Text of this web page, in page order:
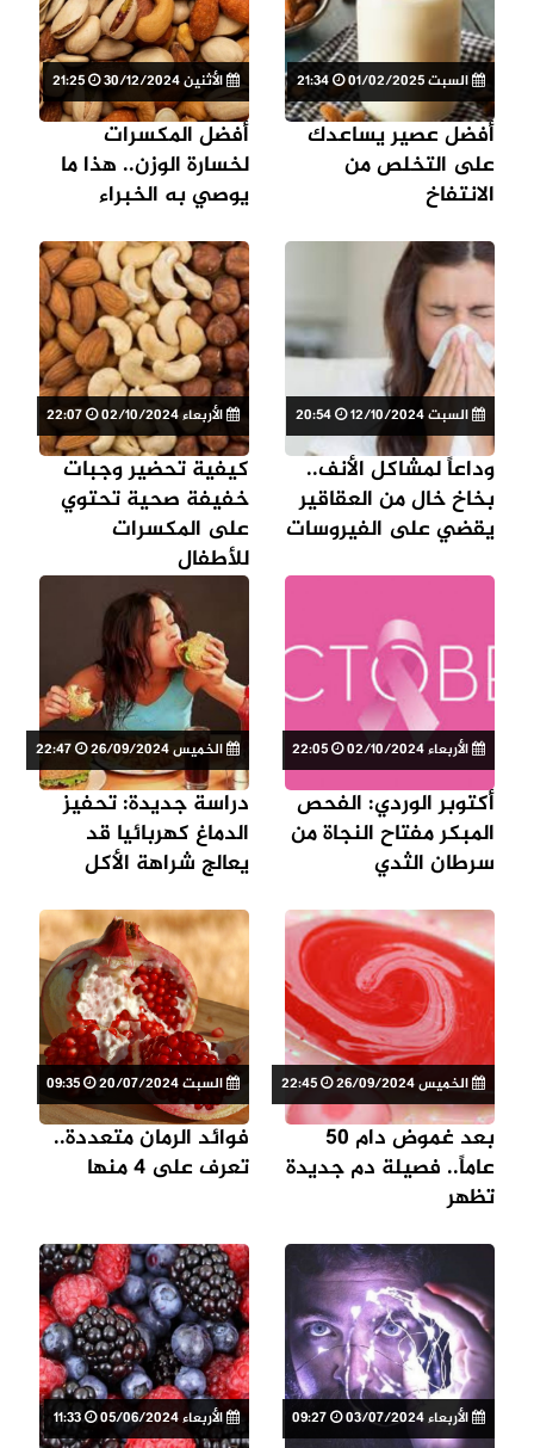
السبت 01/02/2025 21:34
أفضل عصير يساعدك
على التخلص من
الانتفاخ
الأثنين 30/12/2024
أفضل المكسرات
لخسارة الوزن.. هذا ما
يوصي به الخبراء
السبت 12/10/2024
وداعاً لمشاكل الأنف..
بخاخ خال من العقاقير
يقضي على الفيروسات
الأربعاء 02/10/2024
كيفية تحضير وجبات
خفيفة صحية تحتوي
على المكسرات
للأطفال
الأربعاء 02/10/2024
أكتوبر الوردي: الفحص
المبكر مفتاح النجاة من
سرطان الثدي
الخميس 26/09/2024
دراسة جديدة: تحفيز
الدماغ كهربائيا قد
يعالج شراهة الأكل
الخميس 26/09/2024
بعد غموض دام 50
عاماً.. فصيلة دم جديدة
تظهر
السبت 20/07/2024
فوائد الرمان متعددة..
تعرف على 4 منها
الأربعاء 03/07/2024 الأربعاء 05/06/2024 11:33